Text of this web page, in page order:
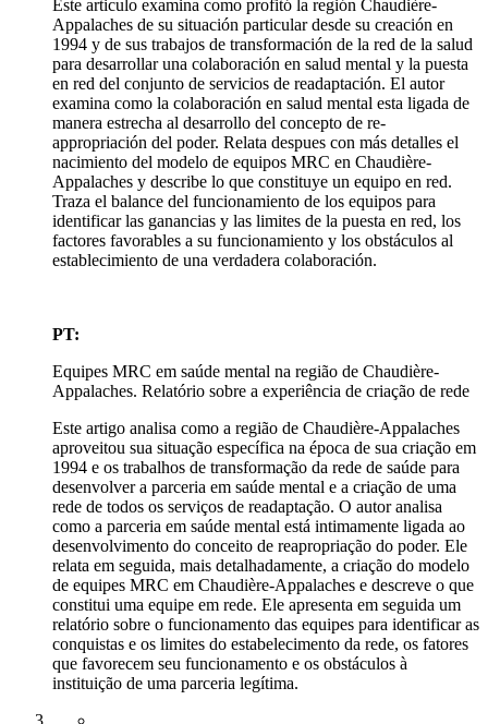
Este articulo examina como profitó la región Chaudière-
Appalaches de su situación particular desde su creación en
1994 y de sus trabajos de transformación de la red de la salud
para desarrollar una colaboración en salud mental y la puesta
en red del conjunto de servicios de readaptación. El autor
examina como la colaboración en salud mental esta ligada de
manera estrecha al desarrollo del concepto de re-
appropriación del poder. Relata despues con más detalles el
nacimiento del modelo de equipos MRC en Chaudière-
Appalaches y describe lo que constituye un equipo en red.
Traza el balance del funcionamiento de los equipos para
identificar las ganancias y las limites de la puesta en red, los
factores favorables a su funcionamiento y los obstáculos al
establecimiento de una verdadera colaboración.
PT:
Equipes MRC em saúde mental na região de Chaudière-
Appalaches. Relatório sobre a experiência de criação de rede
Este artigo analisa como a região de Chaudière-Appalaches
aproveitou sua situação específica na época de sua criação em
1994 e os trabalhos de transformação da rede de saúde para
desenvolver a parceria em saúde mental e a criação de uma
rede de todos os serviços de readaptação. O autor analisa
como a parceria em saúde mental está intimamente ligada ao
desenvolvimento do conceito de reapropriação do poder. Ele
relata em seguida, mais detalhadamente, a criação do modelo
de equipes MRC em Chaudière-Appalaches e descreve o que
constitui uma equipe em rede. Ele apresenta em seguida um
relatório sobre o funcionamento das equipes para identificar as
conquistas e os limites do estabelecimento da rede, os fatores
que favorecem seu funcionamento e os obstáculos à
instituição de uma parceria legítima.